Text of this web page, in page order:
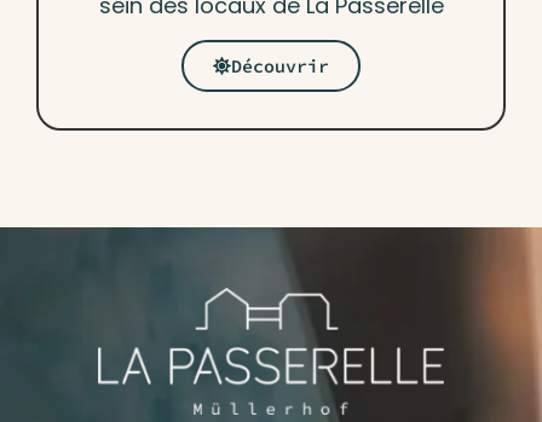
Découvrir